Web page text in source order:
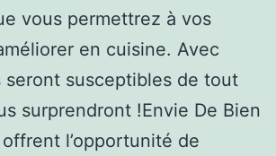
vous permettrez à vos
en cuisine. Avec
seront susceptibles de tout
surprendront !Envie De Bien
l’opportunité de